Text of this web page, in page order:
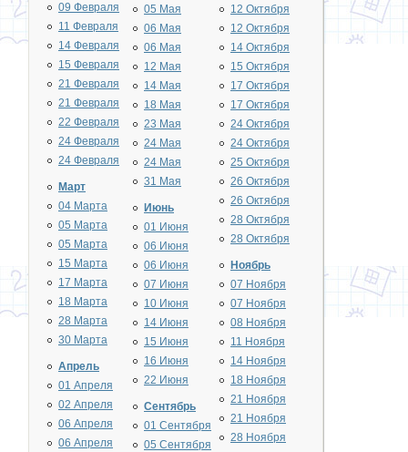
09 Февраля
11 Февраля
14 Февраля
15 Февраля
21 Февраля
21 Февраля
22 Февраля
24 Февраля
24 Февраля
Март
04 Марта
05 Марта
05 Марта
15 Марта
17 Марта
18 Марта
28 Марта
30 Марта
Апрель
01 Апреля
02 Апреля
06 Апреля
06 Апреля
05 Мая
06 Мая
06 Мая
12 Мая
14 Мая
18 Мая
23 Мая
24 Мая
24 Мая
31 Мая
Июнь
01 Июня
06 Июня
06 Июня
07 Июня
10 Июня
14 Июня
15 Июня
16 Июня
22 Июня
Сентябрь
01 Сентября
05 Сентября
12 Октября
12 Октября
14 Октября
15 Октября
17 Октября
17 Октября
24 Октября
24 Октября
25 Октября
26 Октября
26 Октября
28 Октября
28 Октября
Ноябрь
07 Ноября
07 Ноября
08 Ноября
11 Ноября
14 Ноября
18 Ноября
21 Ноября
21 Ноября
28 Ноября